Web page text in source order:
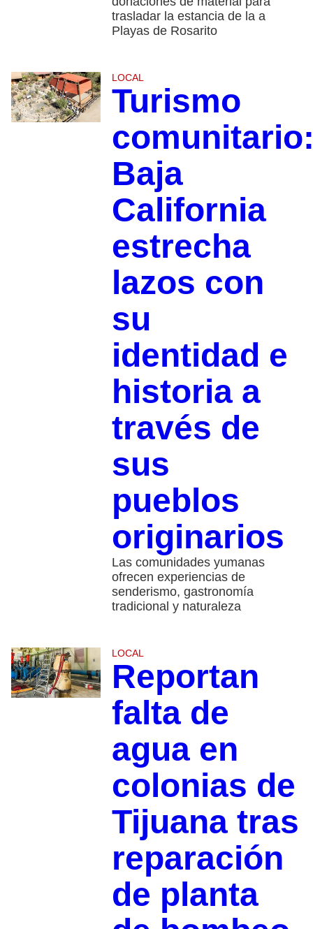
trasladar la estancia de la a
Playas de Rosarito
LOCAL
Turismo
Baja
California
estrecha
lazos con
su
identidad e
historia a
través de
sus
pueblos
originarios
Las comunidades yumanas
ofrecen experiencias de
senderismo, gastronomía
tradicional y naturaleza
LOCAL
Reportan
falta de
agua en
colonias de
Tijuana tras
reparación
de planta